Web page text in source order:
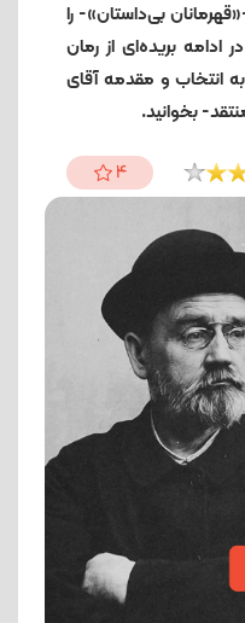
بی‌داستان»- را
ادامه بریده‌ای از رمان
به انتخاب و مقدمه آقای
بخوانید.
4